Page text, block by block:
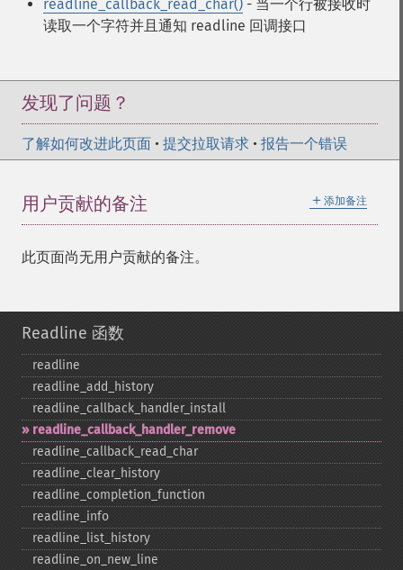
readline_callback_read_char() - 当一个行被接收时
读取一个字符并且通知 readline 回调接口
发现了问题？
了解如何改进此页面 • 提交拉取请求 • 报告一个错误
＋ 添加备注
用户贡献的备注
此页面尚无用户贡献的备注。
Readline 函数
readline
readline_​add_​history
readline_​callback_​handler_​install
readline_​callback_​handler_​remove
readline_​callback_​read_​char
readline_​clear_​history
readline_​completion_​function
readline_​info
readline_​list_​history
readline_​on_​new_​line